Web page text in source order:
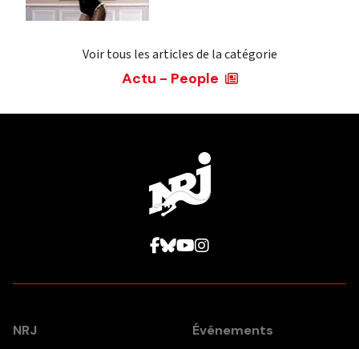
Voir tous les articles de la catégorie
Actu - People
NRJ Événements